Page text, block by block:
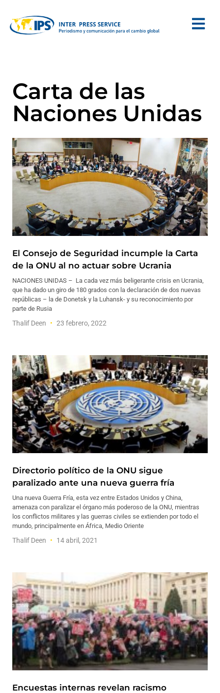
Carta de las
Naciones Unidas
El Consejo de Seguridad incumple la Carta
de la ONU al no actuar sobre Ucrania
NACIONES UNIDAS – La cada vez más beligerante crisis en Ucrania,
que ha dado un giro de 180 grados con la declaración de dos nuevas
repúblicas – la de Donetsk y la Luhansk- y su reconocimiento por
parte de Rusia
Thalif Deen 23 febrero, 2022
Directorio político de la ONU sigue
paralizado ante una nueva guerra fría
Una nueva Guerra Fría, esta vez entre Estados Unidos y China,
amenaza con paralizar el órgano más poderoso de la ONU, mientras
los conflictos militares y las guerras civiles se extienden por todo el
mundo, principalmente en África, Medio Oriente
Thalif Deen 14 abril, 2021
Encuestas internas revelan racismo